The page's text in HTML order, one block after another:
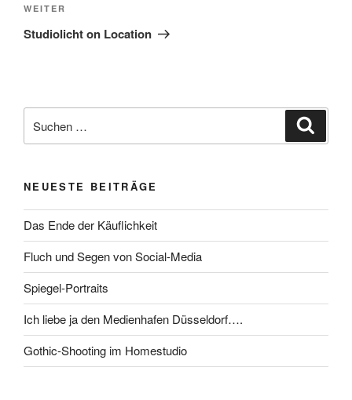
Nächster
Beitrag
WEITER
Studiolicht on Location
nach:
NEUESTE BEITRÄGE
Das Ende der Käuflichkeit
Fluch und Segen von Social-Media
Spiegel-Portraits
Ich liebe ja den Medienhafen Düsseldorf….
Gothic-Shooting im Homestudio